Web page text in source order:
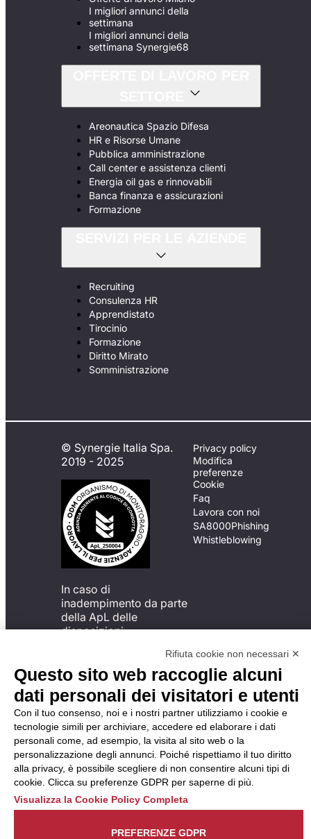
I migliori annunci della
settimana
I migliori annunci della
settimana Synergie68
Areonautica Spazio Difesa
HR e Risorse Umane
Pubblica amministrazione
Call center e assistenza clienti
Energia oil gas e rinnovabili
Banca finanza e assicurazioni
Formazione
Recruiting
Consulenza HR
Apprendistato
Tirocinio
Formazione
Diritto Mirato
Somministrazione
© Synergie Italia Spa.
2019 - 2025
In caso di
inadempimento da parte
della ApL delle
disposizioni
possibile presentare un
reclamo
all’Organismo di
Monitoraggio utilizzando
una delle modalità
descritte al seguente
indirizzo web
https://odm-
agenzielavoro.it/reclami/.
Privacy policy
Modifica
preferenze
Cookie
Faq
Lavora con noi
SA8000Phishing
Whistleblowing
Rifiuta cookie non necessari ✕
Questo sito web raccoglie alcuni
dati personali dei visitatori e utenti
Con il tuo consenso, noi e i nostri partner utilizziamo i cookie e
tecnologie simili per archiviare, accedere ed elaborare i dati
personali come, ad esempio, la visita al sito web o la
personalizzazione degli annunci. Poiché rispettiamo il tuo diritto
alla privacy, è possibile scegliere di non consentire alcuni tipi di
cookie. Clicca su preferenze GDPR per saperne di più.
Visualizza la Cookie Policy Completa
PREFERENZE GDPR